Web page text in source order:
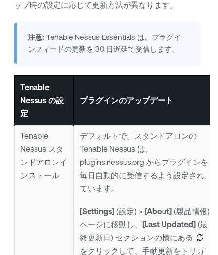
ップ時の設定に応じて更新方法が異なります。
注意: Tenable Nessus Essentials は、プラグイ
ンフィードの更新を 30 日遅延で受信します。
Tenable
Nessusの設
定
プラグインのアップデート
Tenable
Nessusスタ
ンドアロンイ
ンストール
デフォルトで、スタンドアロンの
Tenable Nessusは、
plugins.nessus.org からプラグインを
毎日自動的に受信するよう設定され
ています。
[Settings] (設定) > [About] (製品情報)
ページに移動し、
[Last Updated] (最
終更新日) セクションの横にある
をクリックして、手動更新をトリガ